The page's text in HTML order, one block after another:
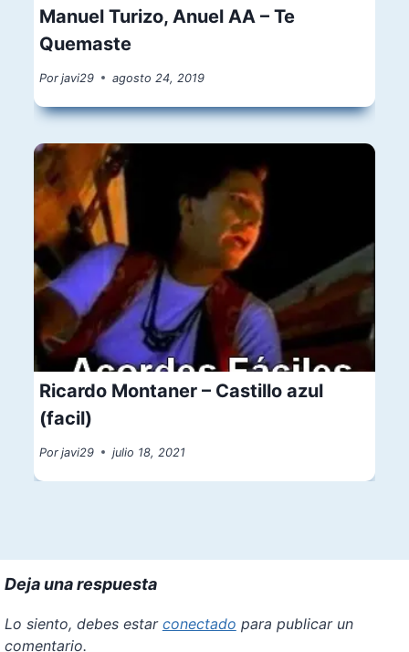
Manuel Turizo, Anuel AA – Te
Quemaste
Por javi29 agosto 24, 2019
Ricardo Montaner – Castillo azul
(facil)
Por javi29 julio 18, 2021
Deja una respuesta
Lo siento, debes estar conectado para publicar un
comentario.